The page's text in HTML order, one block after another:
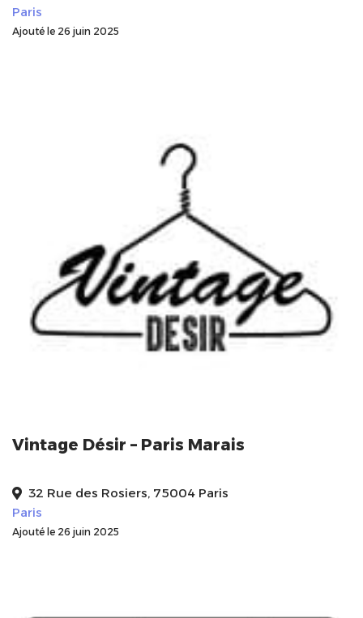
Paris
Ajouté le 26 juin 2025
Vintage Désir – Paris Marais
32 Rue des Rosiers, 75004 Paris
Paris
Ajouté le 26 juin 2025